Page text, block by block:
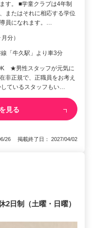
す。 ■学童クラブは4年制
またはそれに相応する学位
導員になれます。…
分）
「牛久駅」より車3分
★男性スタッフが元気に
非正規で、正職員をお考え
ているスタッフもい…
見る
26 掲載終了日： 2027/04/02
日制（土曜・日曜）